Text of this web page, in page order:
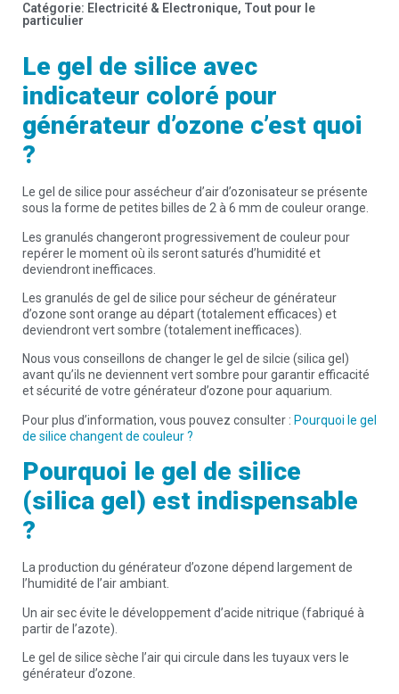
Catégorie: Electricité & Electronique, Tout pour le
particulier
Le gel de silice avec
indicateur coloré pour
générateur d’ozone c’est quoi
?
Le gel de silice pour assécheur d’air d’ozonisateur se présente
sous la forme de petites billes de 2 à 6 mm de couleur orange.
Les granulés changeront progressivement de couleur pour
repérer le moment où ils seront saturés d’humidité et
deviendront inefficaces.
Les granulés de gel de silice pour sécheur de générateur
d’ozone sont orange au départ (totalement efficaces) et
deviendront vert sombre (totalement inefficaces).
Nous vous conseillons de changer le gel de silcie (silica gel)
avant qu’ils ne deviennent vert sombre pour garantir efficacité
et sécurité de votre générateur d’ozone pour aquarium.
Pour plus d’information, vous pouvez consulter : Pourquoi le gel
de silice changent de couleur ?
Pourquoi le gel de silice
(silica gel) est indispensable
?
La production du générateur d’ozone dépend largement de
l’humidité de l’air ambiant.
Un air sec évite le développement d’acide nitrique (fabriqué à
partir de l’azote).
Le gel de silice sèche l’air qui circule dans les tuyaux vers le
générateur d’ozone.